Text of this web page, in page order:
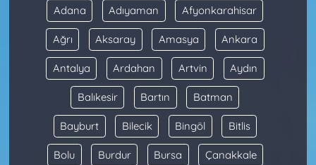
Adana Adıyaman Afyonkarahisar
Ağrı Aksaray Amasya Ankara
Antalya Ardahan Artvin Aydın
Balıkesir Bartın Batman
Bayburt Bilecik Bingöl Bitlis
Bolu Burdur Bursa Çanakkale